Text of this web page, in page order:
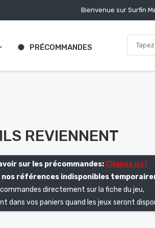
Bienvenue sur Surfin
PRÉCOMMANDES
REVIENNENT
sur les précommandes: Cliquez ici !
références indisponibles
directement sur la fiche du jeu,
dans vos paniers quand les jeux seront